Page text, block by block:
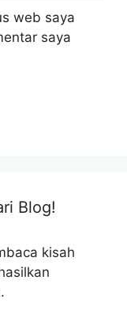
web saya
saya
Blog!
kisah